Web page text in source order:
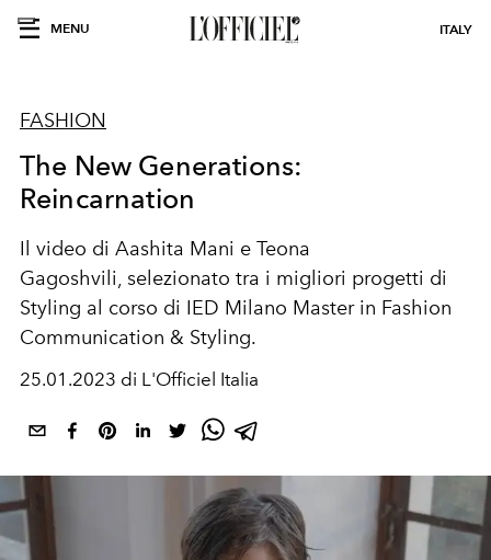
MENU ITALY
FASHION
The New Generations:
Reincarnation
Il video di Aashita Mani e Teona
Gagoshvili, selezionato tra i migliori progetti di
Styling al corso di IED Milano Master in Fashion
Communication & Styling.
25.01.2023 di L'Officiel Italia